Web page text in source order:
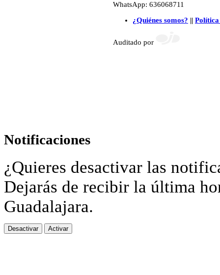
WhatsApp: 636068711
¿Quiénes somos? || Política
Auditado por
Notificaciones
¿Quieres desactivar las
Dejarás de recibir la última
Guadalajara.
Desactivar Activar